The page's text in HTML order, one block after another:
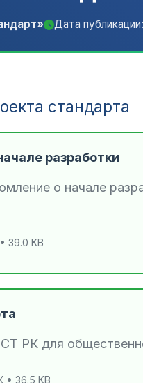
Дата публикации:
стандарта
разработки
о начале
39.0 KB
РК для
• 36.5 KB